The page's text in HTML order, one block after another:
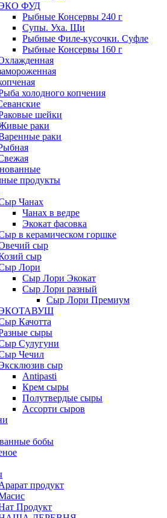
ФУД
Рыбные Консервы 240 г
Супы. Уха. Щи
Рыбные Филе-кусочки. Суфле
Рыбные Консервы 160 г
холодного копчения
шейки
раки
раки
продукты
Чанах
Чанах в ведре
Экокат фасовка
в керамическом горшке
сыр
сыр
Лори
Сыр Лори Экокат
Сыр Лори разный
Сыр Лори Премиум
Качотта
сыры
Сулугуни
Чечил
сыр
Antipasti
Крем сыры
Полутвердые сыры
Ассорти сыров
бобы
продукт
Продукт